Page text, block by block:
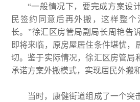
“一般情况下，要完成方案设计
民签约同意后再外搬，这样整
长。”徐汇区房管局副局长周艳告
即将来临，原房屋居住条件堪忧，
切。鉴于实际情况，徐汇区房管局
承诺方案外搬模式，实现居民外搬
当时，康健街道组成了一个突